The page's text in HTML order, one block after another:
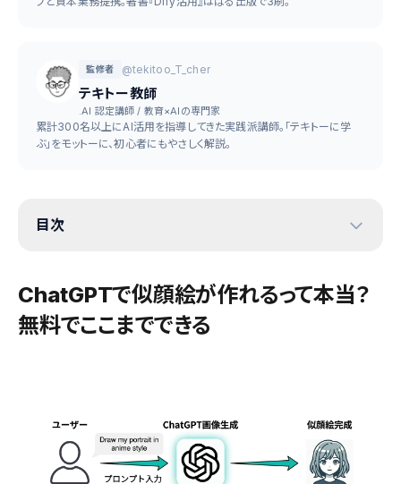
監修者 @tekitoo_T_cher
テキトー教師
.AI 認定講師 / 教育×AIの専門家
累計300名以上にAI活用を指導してきた実践派講師。「テキトーに学
ぶ」をモットーに、初心者にもやさしく解説。
目次
ChatGPTで似顔絵が作れるって本当？
無料でここまでできる